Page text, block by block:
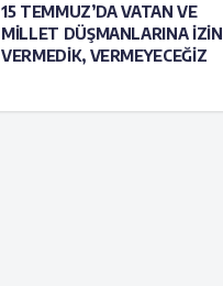
15 TEMMUZ’DA VATAN VE
MİLLET DÜŞMANLARINA İZİN
VERMEDİK, VERMEYECEĞİZ